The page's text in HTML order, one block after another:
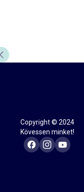
ELŐZŐ DIA
Copyright © 2024
Kövessen minket!